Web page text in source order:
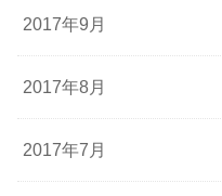
2017年9月
2017年8月
2017年7月